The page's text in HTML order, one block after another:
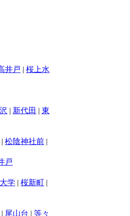
井戸 | 桜上水
| 新代田 | 東
| 松陰神社前 |
戸
学 | 桜新町 |
| 尾山台 | 等々